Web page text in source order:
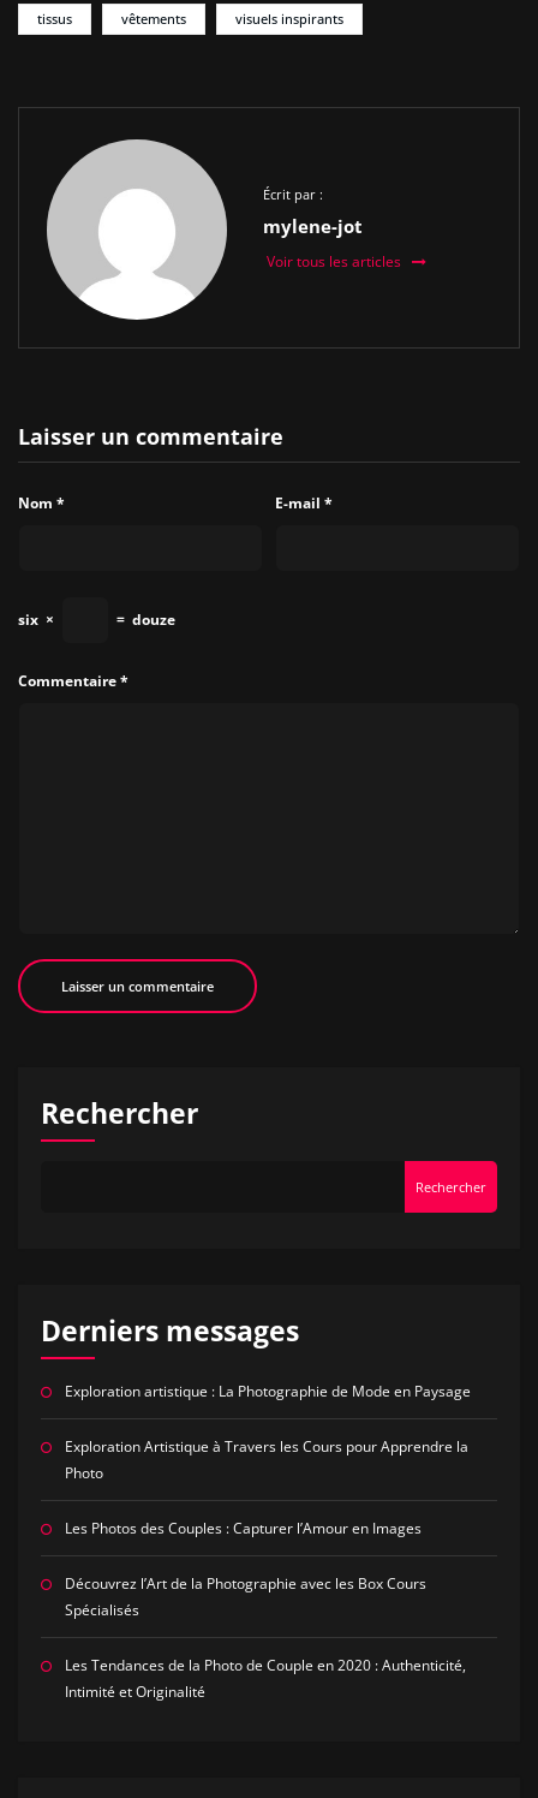
tissus vêtements visuels inspirants
Écrit par :
mylene-jot
Voir tous les articles
Laisser un commentaire
Nom * E-mail *
six × = douze
Commentaire*
Rechercher
Rechercher
Derniers messages
Exploration artistique : La Photographie de Mode en Paysage
Exploration Artistique à Travers les Cours pour Apprendre la
Photo
Les Photos des Couples : Capturer l’Amour en Images
Découvrez l’Art de la Photographie avec les Box Cours
Spécialisés
Les Tendances de la Photo de Couple en 2020 : Authenticité,
Intimité et Originalité